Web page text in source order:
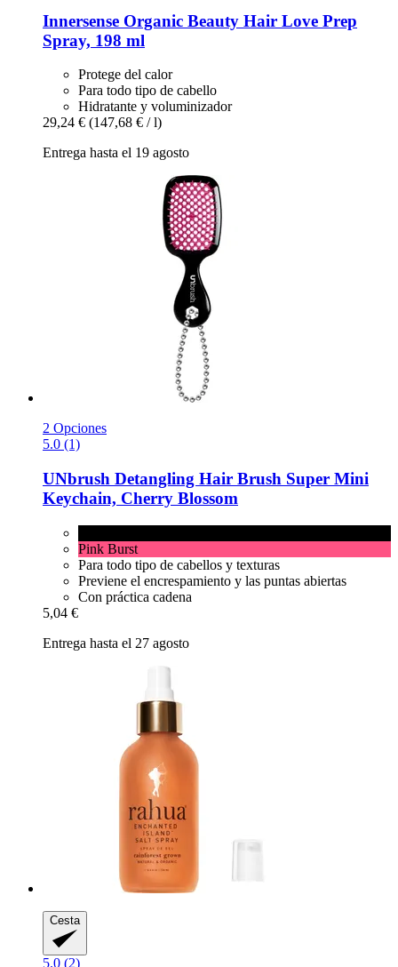
Innersense Organic Beauty Hair Love Prep
Spray, 198 ml
Protege del calor
Para todo tipo de cabello
Hidratante y voluminizador
29,24 € (147,68 € / l)
Entrega hasta el 19 agosto
2 Opciones
5.0 (1)
UNbrush Detangling Hair Brush Super Mini
Keychain, Cherry Blossom
Pink Burst
Para todo tipo de cabellos y texturas
Previene el encrespamiento y las puntas abiertas
Con práctica cadena
5,04 €
Entrega hasta el 27 agosto
Cesta
5.0 (2)